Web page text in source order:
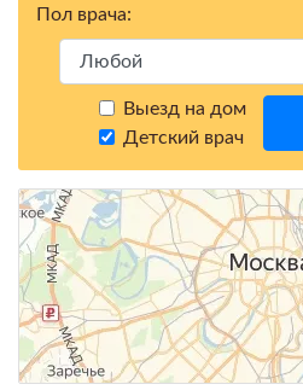
Пол врача:
Выезд на дом
Детский врач